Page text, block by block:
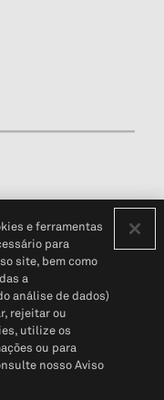
cliente (em inglês)
S&P Global
e ferramentas
para
site, bem como
a
análise de dados)
rejeitar ou
utilize os
ou para
nosso Aviso